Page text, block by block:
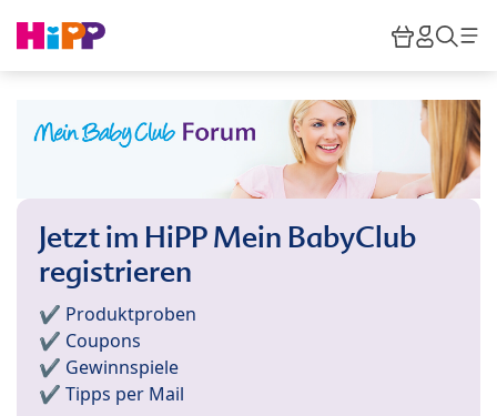
HiPP
Jetzt im HiPP Mein BabyClub
registrieren
✔️ Produktproben
✔️ Coupons
✔️ Gewinnspiele
✔️ Tipps per Mail